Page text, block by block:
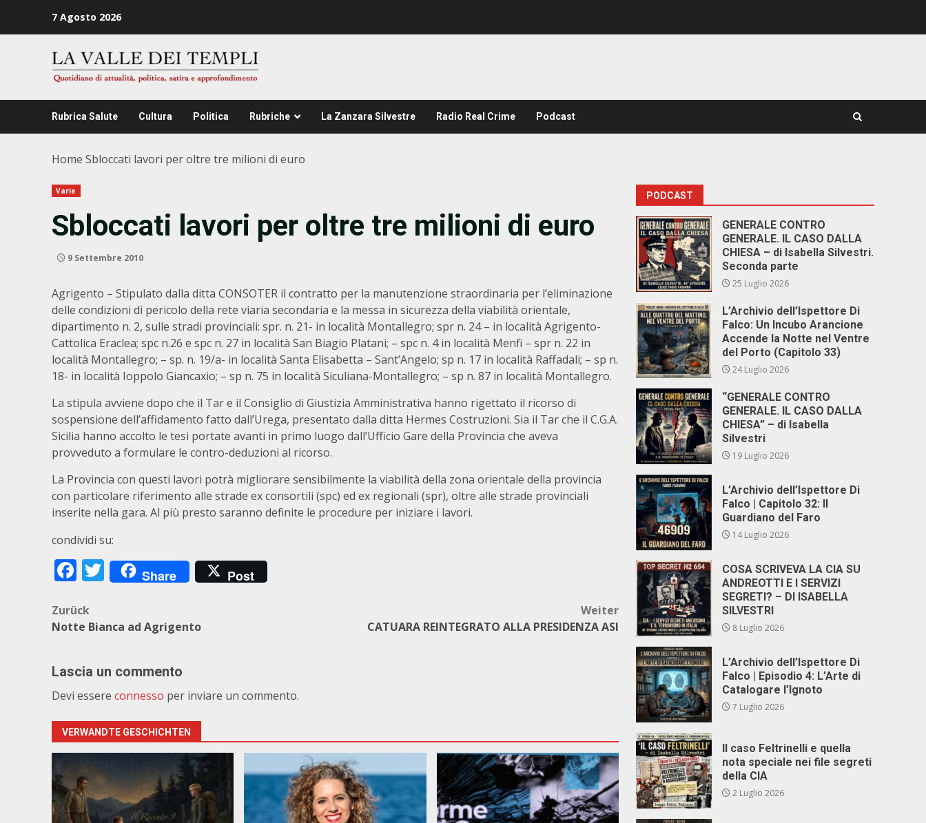
7 Agosto 2026
Rubrica Salute Cultura Politica Rubriche La Zanzara Silvestre Radio Real Crime Podcast
Home Sbloccati lavori per oltre tre milioni di euro
Varie
Sbloccati lavori per oltre tre milioni di euro
9 Settembre 2010
Agrigento – Stipulato dalla ditta CONSOTER il contratto per la manutenzione straordinaria per l’eliminazione
delle condizioni di pericolo della rete viaria secondaria e la messa in sicurezza della viabilità orientale,
dipartimento n. 2, sulle stradi provinciali: spr. n. 21- in località Montallegro; spr n. 24 – in località Agrigento-
Cattolica Eraclea; spc n.26 e spc n. 27 in località San Biagio Platani; – spc n. 4 in località Menfi – spr n. 22 in
località Montallegro; – sp. n. 19/a- in località Santa Elisabetta – Sant’Angelo; sp n. 17 in località Raffadali; – sp n.
18- in località Ioppolo Giancaxio; – sp n. 75 in località Siculiana-Montallegro; – sp n. 87 in località Montallegro.
La stipula avviene dopo che il Tar e il Consiglio di Giustizia Amministrativa hanno rigettato il ricorso di
sospensione dell’affidamento fatto dall’Urega, presentato dalla ditta Hermes Costruzioni. Sia il Tar che il C.G.A.
Sicilia hanno accolto le tesi portate avanti in primo luogo dall’Ufficio Gare della Provincia che aveva
provveduto a formulare le contro-deduzioni al ricorso.
La Provincia con questi lavori potrà migliorare sensibilmente la viabilità della zona orientale della provincia
con particolare riferimento alle strade ex consortili (spc) ed ex regionali (spr), oltre alle strade provinciali
inserite nella gara. Al più presto saranno definite le procedure per iniziare i lavori.
condividi su:
Facebook
Twitter
Share Post
Beitragsnavigation
Zurück
Notte Bianca ad Agrigento
Weiter
CATUARA REINTEGRATO ALLA PRESIDENZA ASI
Lascia un commento
Devi essere connesso per inviare un commento.
VERWANDTE GESCHICHTEN
PODCAST
GENERALE CONTRO
GENERALE. IL CASO DALLA
CHIESA – di Isabella Silvestri.
Seconda parte
25 Luglio 2026
L’Archivio dell’Ispettore Di
Falco: Un Incubo Arancione
Accende la Notte nel Ventre
del Porto (Capitolo 33)
24 Luglio 2026
“GENERALE CONTRO
GENERALE. IL CASO DALLA
CHIESA” – di Isabella
Silvestri
19 Luglio 2026
L’Archivio dell’Ispettore Di
Falco | Capitolo 32: Il
Guardiano del Faro
14 Luglio 2026
COSA SCRIVEVA LA CIA SU
ANDREOTTI E I SERVIZI
SEGRETI? – DI ISABELLA
SILVESTRI
8 Luglio 2026
L’Archivio dell’Ispettore Di
Falco | Episodio 4: L’Arte di
Catalogare l’Ignoto
7 Luglio 2026
Il caso Feltrinelli e quella
nota speciale nei file segreti
della CIA
2 Luglio 2026